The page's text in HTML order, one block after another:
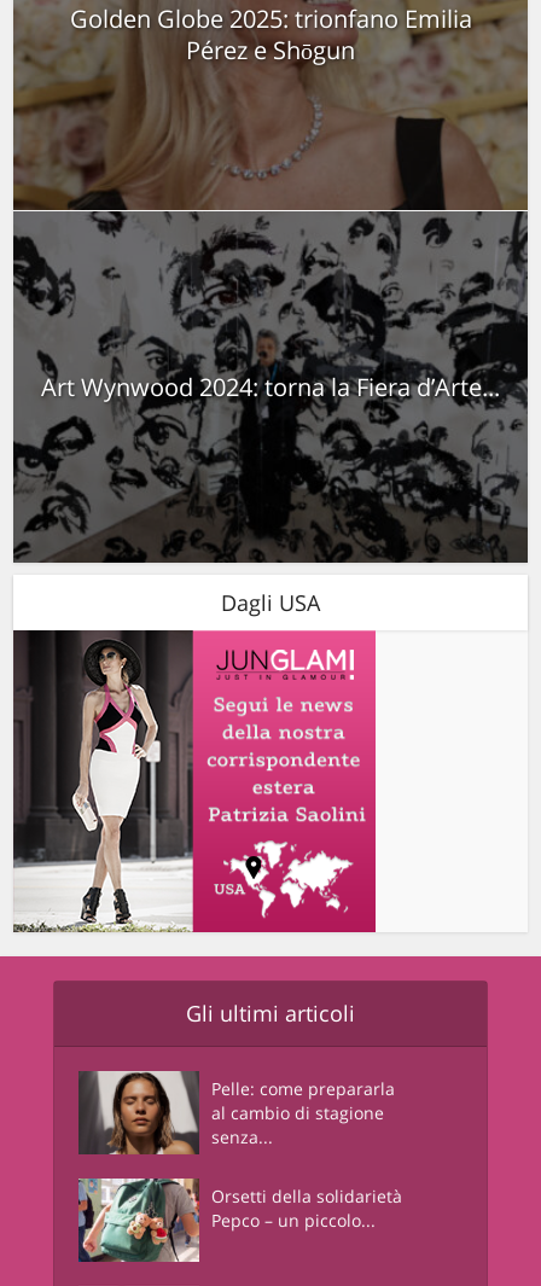
Golden Globe 2025: trionfano Emilia
Pérez e Shōgun
Art Wynwood 2024: torna la Fiera d’Arte...
Dagli USA
Gli ultimi articoli
Pelle: come prepararla
al cambio di stagione
senza...
Orsetti della solidarietà
Pepco – un piccolo...